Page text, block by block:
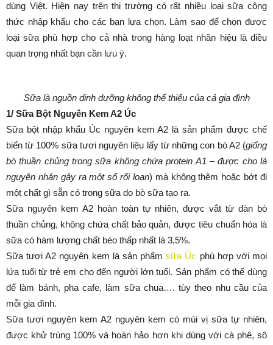
dùng Việt. Hiện nay trên thị trường có rất nhiều loại sữa công
thức nhập khẩu cho các bạn lựa chọn. Làm sao để chọn được
loại sữa phù hợp cho cả nhà trong hàng loạt nhãn hiệu là điều
quan trọng nhất bạn cần lưu ý.
Sữa là nguồn dinh dưỡng không thể thiếu của cả gia đình
1/ Sữa Bột Nguyên Kem A2 Úc
Sữa bột nhập khẩu Úc nguyên kem A2 là sản phẩm được chế
biến từ 100% sữa tươi nguyên liệu lấy từ những con bò A2 (giống
bò thuần chủng trong sữa không chứa protein A1 – được cho là
nguyên nhân gây ra môt số rối loạn) mà không thêm hoặc bớt đi
một chất gì sẵn có trong sữa do bò sữa tạo ra.
Sữa nguyên kem A2 hoàn toàn tự nhiên, được vắt từ đàn bò
thuần chủng, không chứa chất bảo quản, được tiêu chuẩn hóa là
sữa có hàm lượng chất béo thấp nhất là 3,5%.
Sữa tươi A2 nguyên kem là sản phẩmsữa Úc phù hợp với mọi
lứa tuổi từ trẻ em cho đến người lớn tuổi. Sản phẩm có thể dùng
để làm bánh, pha cafe, làm sữa chua…. tùy theo nhu cầu của
mỗi gia đình.
Sữa tươi nguyên kem A2 nguyên kem có mùi vị sữa tự nhiên,
được khử trùng 100% và hoàn hảo hơn khi dùng với cà phê, sô